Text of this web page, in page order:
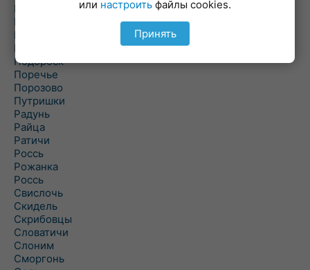
Погородно
Пограничный
Подлабенье
Подольцы
Подороск
Поречье
Порозово
Путришки
Радунь
Райца
Ратичи
Роcсь
Рожанка
Россь
Свислочь
Скидель
Скрибовцы
Словатичи
Слоним
Сморгонь
или настроить файлы cookies.
Принять